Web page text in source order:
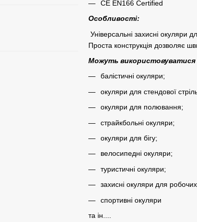
CE EN166 Certified
Особливості:
Універсальні захисні окуляри
Проста конструкція дозволяє
Можуть
балістичні окуляри;
окуляри для стендової
окуляри для полювання;
страйкбольні окуляри;
окуляри для бігу;
велосипедні окуляри;
туристичні окуляри;
захисні окуляри для
спортивні окуляри
та ін....